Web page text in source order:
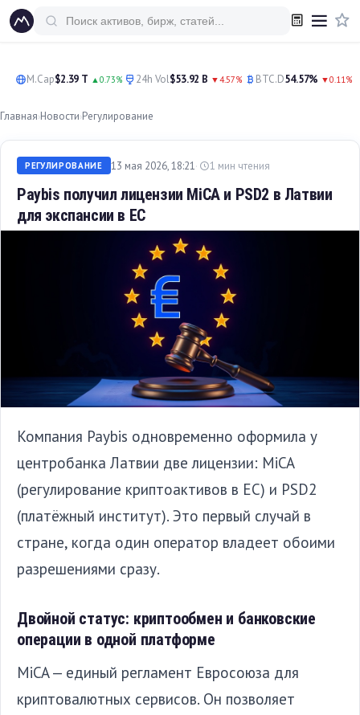
Перейти
M.Cap$2.39 T ▲0.73% 24h Vol$53.92 B ▼4.57% BTC.D54.57% ▼0.11%
Главная›Новости›Регулирование
РЕГУЛИРОВАНИЕ 13 мая 2026, 18:21 1 мин чтения
Paybis получил лицензии MiCA и PSD2 в Латвии
для экспансии в ЕС
Компания Paybis одновременно оформила у
центробанка Латвии две лицензии: MiCA
(регулирование криптоактивов в ЕС) и PSD2
(платёжный институт). Это первый случай в
стране, когда один оператор владеет обоими
разрешениями сразу.
Двойной статус: криптообмен и банковские
операции в одной платформе
MiCA — единый регламент Евросоюза для
криптовалютных сервисов. Он позволяет